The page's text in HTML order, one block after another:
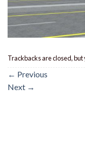
Trackbacks are closed, but
← Previous
Next →